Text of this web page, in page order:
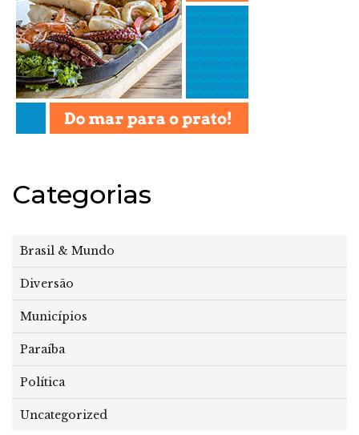
Categorias
Brasil & Mundo
Diversão
Municípios
Paraíba
Política
Uncategorized